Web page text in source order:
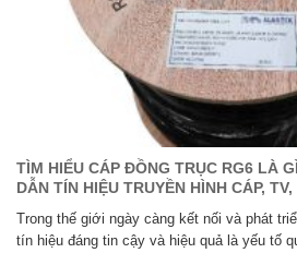
TÌM HIỂU CÁP ĐỒNG TRỤC RG6 LÀ
DẪN TÍN HIỆU TRUYỀN HÌNH CÁP,
Trong thế giới ngày càng kết nối và phát
tín hiệu đáng tin cậy và hiệu quả là yếu tố